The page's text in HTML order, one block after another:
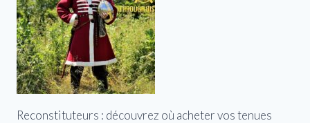
Reconstituteurs : découvrez où acheter vos tenues